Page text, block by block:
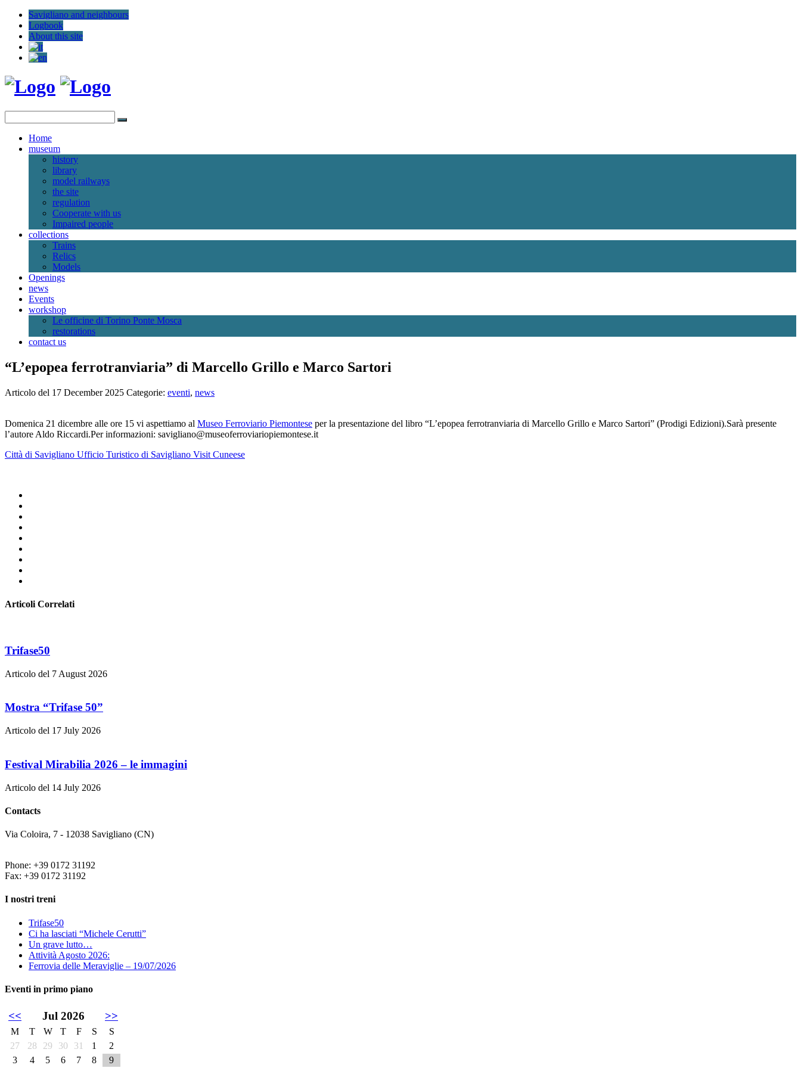
Savigliano and neighbours
Logbook
About this site
Home
museum
history
library
model railways
the site
regulation
Cooperate with us
Impaired people
collections
Trains
Relics
Models
Openings
news
Events
workshop
Le officine di Torino Ponte Mosca
restorations
contact us
“L’epopea ferrotranviaria” di Marcello Grillo e Marco Sartori
Articolo del 17 December 2025 Categorie: eventi, news
Domenica 21 dicembre alle ore 15 vi aspettiamo al Museo Ferroviario Piemontese per la presentazione del libro “L’epopea ferrotranviaria di Marcello Grillo e Marco Sartori” (Prodigi Edizioni).Sarà presente
l’autore Aldo Riccardi.Per informazioni: savigliano@museoferroviariopiemontese.it
Città di Savigliano Ufficio Turistico di Savigliano Visit Cuneese
Articoli Correlati
Trifase50
Articolo del 7 August 2026
Mostra “Trifase 50”
Articolo del 17 July 2026
Festival Mirabilia 2026 – le immagini
Articolo del 14 July 2026
Contacts
Via Coloira, 7 - 12038 Savigliano (CN)
Phone: +39 0172 31192
Fax: +39 0172 31192
I nostri treni
Trifase50
Ci ha lasciati “Michele Cerutti”
Un grave lutto…
Attività Agosto 2026:
Ferrovia delle Meraviglie – 19/07/2026
Eventi in primo piano
<< Jul 2026 >>
M T W T F S
S
27
28 29 30 31 1
2
3
4 5 6 7 8 9